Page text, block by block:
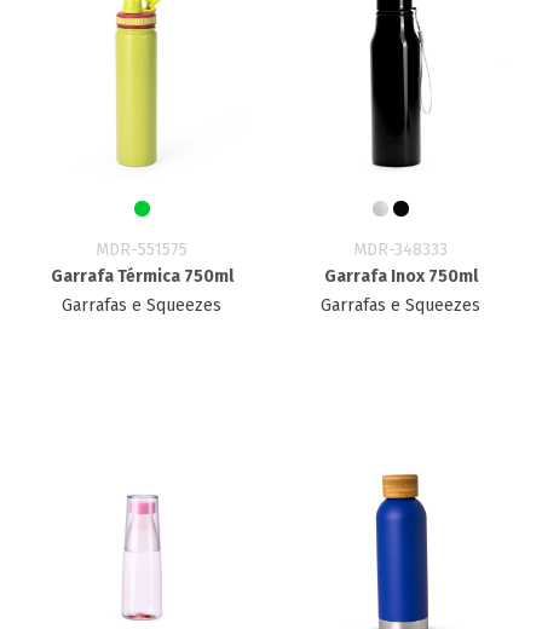
MDR-551575
Garrafa Térmica 750ml
Garrafas e Squeezes
MDR-348333
Garrafa Inox 750ml
Garrafas e Squeezes